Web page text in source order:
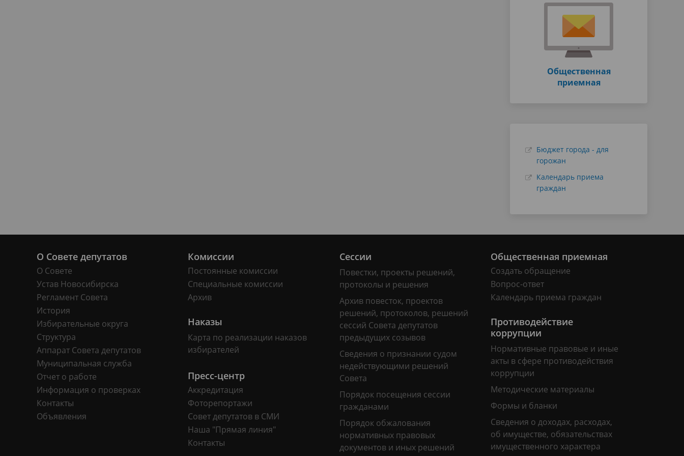
Общественная
приемная
Бюджет города - для
горожан
Календарь приема
граждан
О Совете депутатов
О Совете
Устав Новосибирска
Регламент Совета
История
Избирательные округа
Структура
Аппарат Совета депутатов
Муниципальная служба
Отчет о работе
Информация о проверках
Контакты
Объявления
Комиссии
Постоянные комиссии
Специальные комиссии
Архив
Сессии
Повестки, проекты решений,
протоколы и решения
Архив повесток, проектов
решений, протоколов, решений
сессий Совета депутатов
предыдущих созывов
Сведения о признании судом
недействующими решений
Совета
Порядок посещения сессии
гражданами
Порядок обжалования
нормативных правовых
документов и иных решений
Общественная приемная
Создать обращение
Вопрос-ответ
Календарь приема граждан
Наказы
Карта по реализации наказов
избирателей
Противодействие
коррупции
Нормативные правовые и иные
акты в сфере противодействия
коррупции
Методические материалы
Формы и бланки
Сведения о доходах, расходах,
об имуществе, обязательствах
имущественного характера
Пресс-центр
Аккредитация
Фоторепортажи
Совет депутатов в СМИ
Наша "Прямая линия"
Контакты